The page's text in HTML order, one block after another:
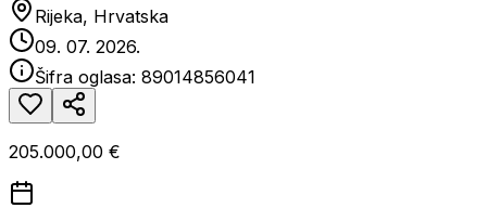
Rijeka, Hrvatska
09. 07. 2026.
Šifra oglasa: 89014856041
205.000,00 €